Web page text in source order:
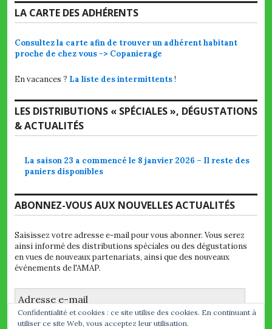
LA CARTE DES ADHÉRENTS
Consultez la carte afin de trouver un adhérent habitant
proche de chez vous -> Copanierage
En vacances ? La liste des intermittents!
LES DISTRIBUTIONS « SPÉCIALES », DÉGUSTATIONS
& ACTUALITÉS
La saison 23 a commencé le 8 janvier 2026 – Il reste des
paniers disponibles
ABONNEZ-VOUS AUX NOUVELLES ACTUALITÉS
Saisissez votre adresse e-mail pour vous abonner. Vous serez
ainsi informé des distributions spéciales ou des dégustations
en vues de nouveaux partenariats, ainsi que des nouveaux
événements de l'AMAP.
e-
mail
Confidentialité et cookies : ce site utilise des cookies. En continuant à
utiliser ce site Web, vous acceptez leur utilisation.